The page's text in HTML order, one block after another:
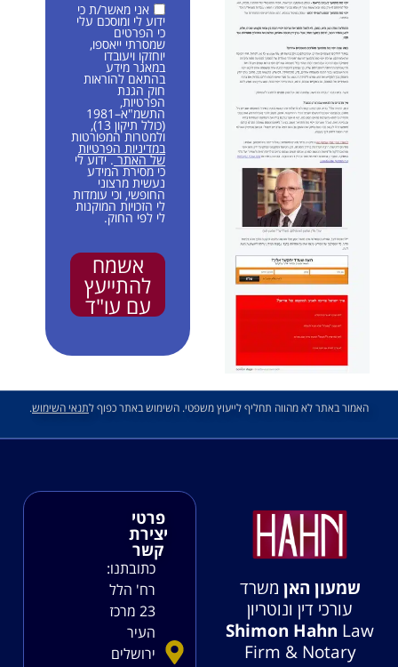
אני מאשר/ת כי
ידוע לי ומוסכם עלי
כי הפרטים
שמסרתי ייאספו,
יוחזקו ויעובדו
במאגר מידע
בהתאם להוראות
חוק הגנת
הפרטיות,
התשמ"א–1981
(כולל תיקון 13),
ולמטרות המפורטות
במדיניות הפרטיות
של האתר. ידוע לי
כי מסירת המידע
נעשית מרצוני
החופשי, וכי עומדות
לי הזכויות המוקנות
לי לפי החוק.
אשמח
להתייעץ
עם עו"ד
האמור באתר לא מהווה תחליף לייעוץ משפטי. השימוש באתר כפוף לתנאי השימוש.
שמעון האן משרד
עורכי דין ונוטריון
Shimon Hahn Law
Firm & Notary
פרטי
יצירת
קשר
כתובתנו:
רח' הלל
23 מרכז
העיר
ירושלים